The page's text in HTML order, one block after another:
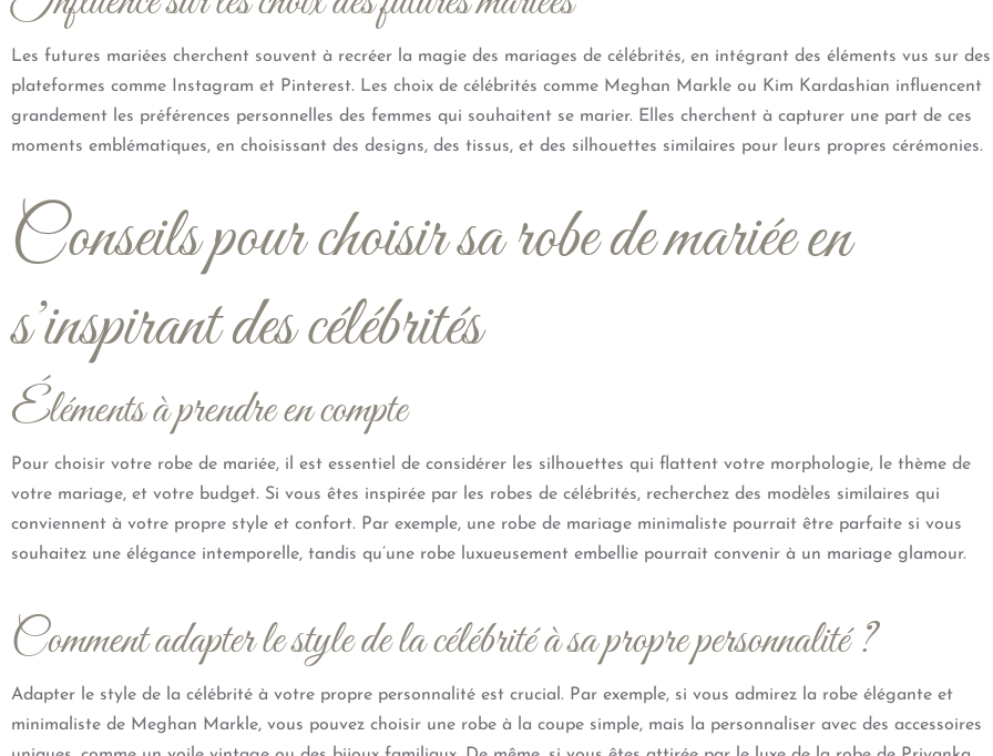
Les futures mariées cherchent souvent à recréer la magie des mariages de célébrités, en intégrant des éléments vus sur des
plateformes comme Instagram et Pinterest. Les choix de célébrités comme Meghan Markle ou Kim Kardashian influencent
grandement les préférences personnelles des femmes qui souhaitent se marier. Elles cherchent à capturer une part de ces
moments emblématiques, en choisissant des designs, des tissus, et des silhouettes similaires pour leurs propres cérémonies.
Conseils pour choisir sa robe de mariée en
s’inspirant des célébrités
Éléments à prendre en compte
Pour choisir votre robe de mariée, il est essentiel de considérer les silhouettes qui flattent votre morphologie, le thème de
votre mariage, et votre budget. Si vous êtes inspirée par les robes de célébrités, recherchez des modèles similaires qui
conviennent à votre propre style et confort. Par exemple, une robe de mariage minimaliste pourrait être parfaite si vous
souhaitez une élégance intemporelle, tandis qu’une robe luxueusement embellie pourrait convenir à un mariage glamour.
Comment adapter le style de la célébrité à sa propre personnalité ?
Adapter le style de la célébrité à votre propre personnalité est crucial. Par exemple, si vous admirez la robe élégante et
minimaliste de Meghan Markle, vous pouvez choisir une robe à la coupe simple, mais la personnaliser avec des accessoires